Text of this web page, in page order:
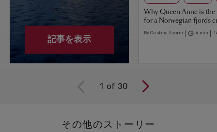
記事を表示
Why Queen Anne is the
for a Norwegian fjords
By Cristina Azorin 4 min
1 of 30
その他のストーリー